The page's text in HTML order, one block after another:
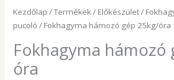
Kezdőlap /Termékek/ Előkészület/
pucoló / Fokhagyma hámozó gép 25kg/óra
Fokhagyma hámozó
óra